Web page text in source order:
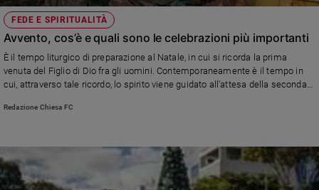
FEDE E SPIRITUALITÀ
Avvento, cos’è e quali sono le celebrazioni più importanti
È il tempo liturgico di preparazione al Natale, in cui si ricorda la prima
venuta del Figlio di Dio fra gli uomini. Contemporaneamente è il tempo in
cui, attraverso tale ricordo, lo spirito viene guidato all'attesa della seconda
settimane
Redazione Chiesa FC